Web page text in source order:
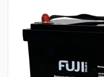
energijom. Ključne prednosti: Vrhunska sigurnost
(LiFePO4): Kemijski
dug radni vijek i
sprječava rizik od pregrijavanja. Modularan i
dizajn: Jednostavno
povezivanjem više